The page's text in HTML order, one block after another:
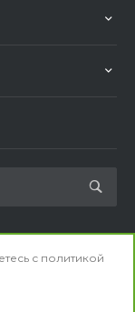
с политикой